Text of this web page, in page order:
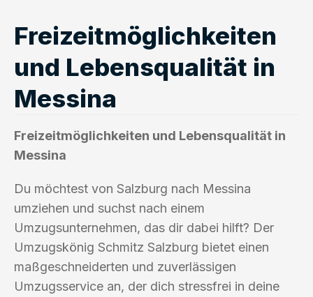
Freizeitmöglichkeiten
und Lebensqualität in
Messina
Freizeitmöglichkeiten und Lebensqualität in
Messina
Du möchtest von Salzburg nach Messina
umziehen und suchst nach einem
Umzugsunternehmen, das dir dabei hilft? Der
Umzugskönig Schmitz Salzburg bietet einen
maßgeschneiderten und zuverlässigen
Umzugsservice an, der dich stressfrei in deine